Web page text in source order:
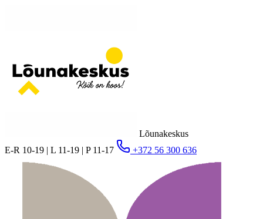
Lõunakeskus
E-R 10-19 | L 11-19 | P 11-17
+372 56 300 636